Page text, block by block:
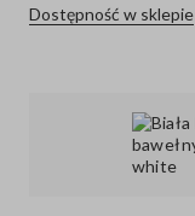
Dostępność w sklepie